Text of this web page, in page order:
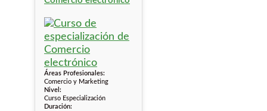
Áreas Profesionales:
Comercio y Marketing
Nivel:
Curso Especialización
Duración: